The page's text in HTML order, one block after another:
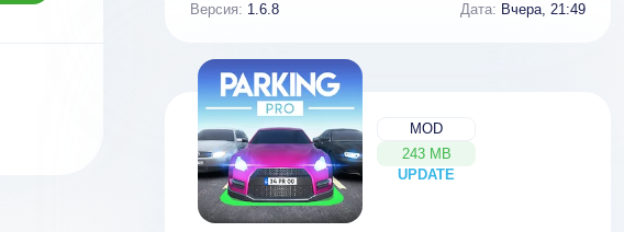
Версия: 1.6.8 Дата: Вчера, 21:49
MOD
243 MB
UPDATE
NEW